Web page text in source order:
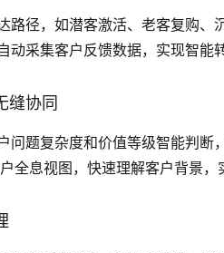
路径，如潜客激活、老客复购
采集客户反馈数据，实现智能转
缝协同
问题复杂度和价值等级智能判断
全息视图，快速理解客户背景，